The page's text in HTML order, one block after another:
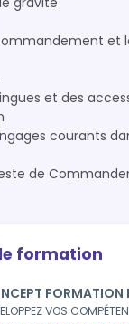
et
et des
courants
de
formation
FORMATION
VOS